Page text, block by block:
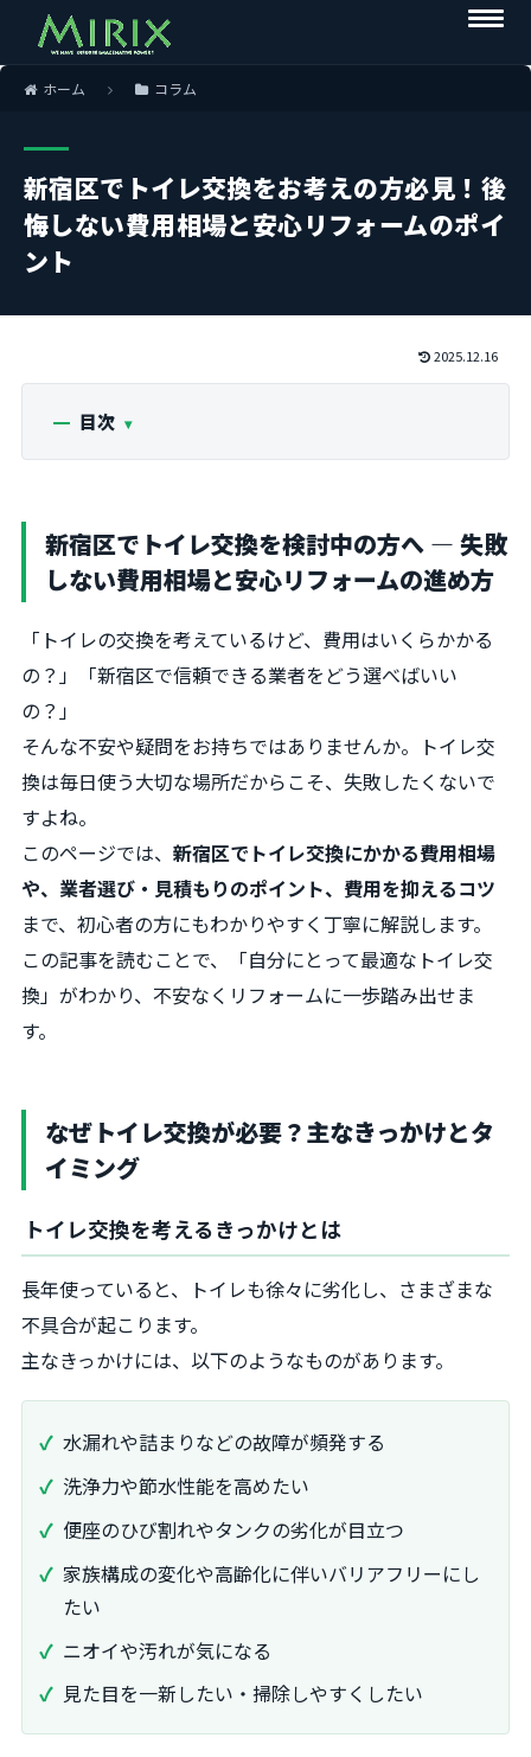
ホーム コラム
新宿区でトイレ交換をお考えの方必見！後
悔しない費用相場と安心リフォームのポイ
ント
2025.12.16
目次
新宿区でトイレ交換を検討中の方へ ― 失敗
しない費用相場と安心リフォームの進め方
「トイレの交換を考えているけど、費用はいくらかかる
の？」「新宿区で信頼できる業者をどう選べばいい
の？」
そんな不安や疑問をお持ちではありませんか。トイレ交
換は毎日使う大切な場所だからこそ、失敗したくないで
すよね。
このページでは、 新宿区でトイレ交換にかかる費用相場
や、業者選び・見積もりのポイント、費用を抑えるコツ
まで、初心者の方にもわかりやすく丁寧に解説します。
この記事を読むことで、「自分にとって最適なトイレ交
換」がわかり、不安なくリフォームに一歩踏み出せま
す。
なぜトイレ交換が必要？主なきっかけとタ
イミング
トイレ交換を考えるきっかけとは
長年使っていると、トイレも徐々に劣化し、さまざまな
不具合が起こります。
主なきっかけには、以下のようなものがあります。
水漏れや詰まりなどの故障が頻発する
洗浄力や節水性能を高めたい
便座のひび割れやタンクの劣化が目立つ
家族構成の変化や高齢化に伴いバリアフリーにし
たい
ニオイや汚れが気になる
見た目を一新したい・掃除しやすくしたい